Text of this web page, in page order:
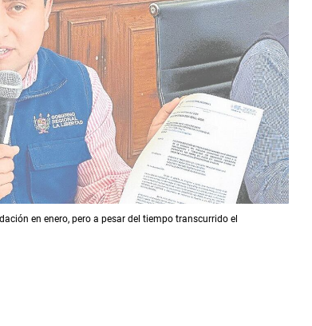
en enero, pero a pesar del tiempo transcurrido el